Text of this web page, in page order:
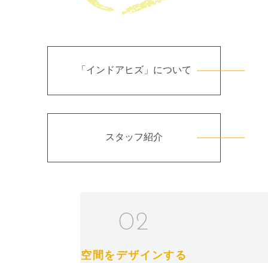
「インドアヒズ」について
スタッフ紹介
02
空間をデザインする